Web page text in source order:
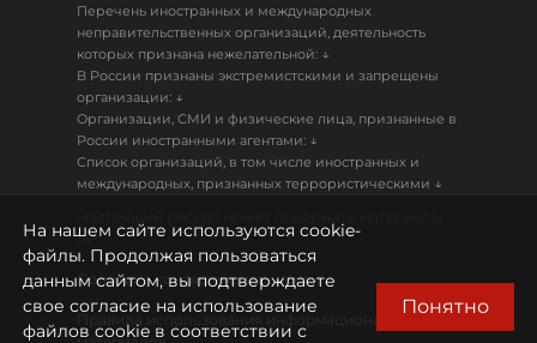
Перечень иностранных и международных
неправительственных организаций, деятельность
которых признана нежелательной: ↓
В России признаны экстремистскими и запрещены
организации: ↓
Организации, СМИ и физические лица, признанные в
России иностранными агентами: ↓
Список организаций, в том числе иностранных и
международных, признанных террористическими ↓
18+
Политика конфиденциальности
Правила использования информационных
На нашем сайте используются cookie-
файлы. Продолжая пользоваться
данным сайтом, вы подтверждаете
свое согласие на использование
файлов cookie в соответствии с
Понятно